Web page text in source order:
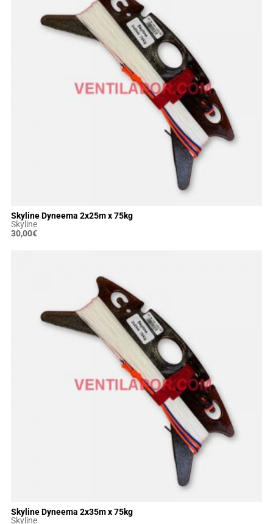
Skyline Dyneema 2x25m x 75kg
Skyline
30,00€
Skyline Dyneema 2x35m x 75kg
Skyline